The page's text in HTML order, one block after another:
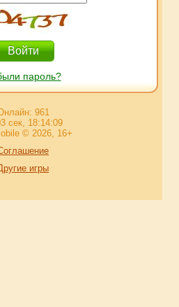
пароль?
961
сек, 18:14:09
© 2026, 16+
игры